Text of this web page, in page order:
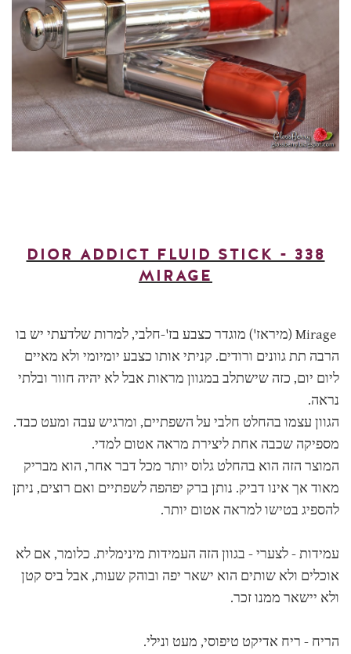
DIOR ADDICT FLUID STICK - 338
MIRAGE
Mirage (מיראז') מוגדר כצבע בז'-חלבי, למרות שלדעתי יש בו
הרבה תת גוונים ורודים. קניתי אותו כצבע יומיומי ולא מאיים
ליום יום, כזה שישתלב במגוון מראות אבל לא יהיה חוור ובלתי
נראה.
הגוון עצמו בהחלט חלבי על השפתיים, ומרגיש עבה ומעט כבד.
מספיקה שכבה אחת ליצירת מראה אטום למדי.
המוצר הזה הוא בהחלט גלוס יותר מכל דבר אחר, הוא מבריק
מאוד אך אינו דביק. נותן ברק יפהפה לשפתיים ואם רוצים, ניתן
להספיג בטישו למראה אטום יותר.
עמידות - לצערי - בגוון הזה העמידות מינימלית. כלומר, אם לא
אוכלים ולא שותים הוא ישאר יפה ובוהק שעות, אבל ביס קטן
ולא יישאר ממנו זכר.
הריח - ריח אדיקט טיפוסי, מעט ונילי.